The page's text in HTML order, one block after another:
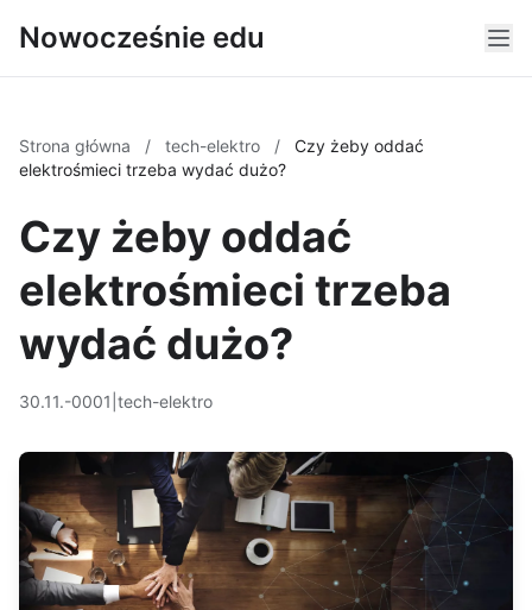
Nowocześnie edu
Strona główna / tech-elektro /
Czy żeby oddać
elektrośmieci trzeba wydać dużo?
Czy żeby oddać
elektrośmieci trzeba
wydać dużo?
30.11.-0001 tech-elektro